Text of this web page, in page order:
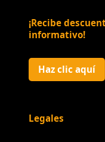
¡Recibe
informativo!
Haz clic aquí
Legales